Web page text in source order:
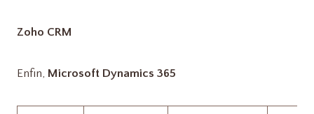
Zoho CRM
Enfin, Microsoft Dynamics 365